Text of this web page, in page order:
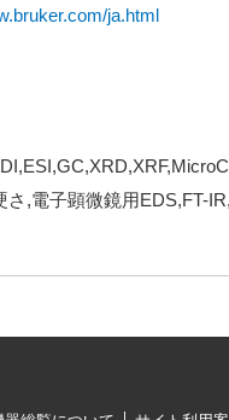
ja.html
さ,電子顕微鏡用EDS,FT-